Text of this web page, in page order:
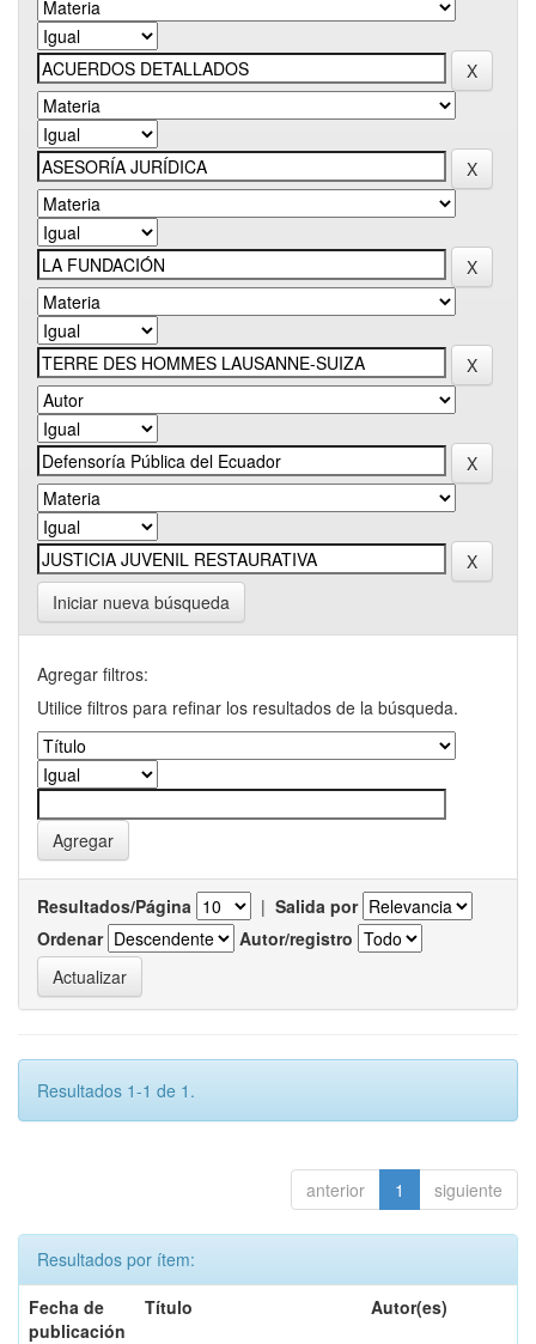
Iniciar nueva búsqueda
Agregar filtros:
Utilice filtros para refinar los resultados de la búsqueda.
Resultados/Página | Salida por
Ordenar
Autor/registro
Resultados 1-1 de 1.
anterior 1 siguiente
Resultados por ítem:
Fecha de
publicación
Título Autor(es)